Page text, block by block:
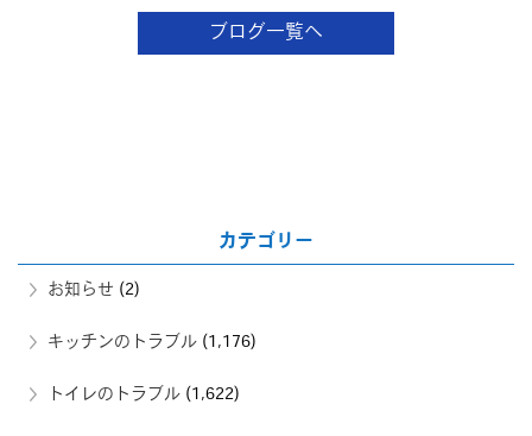
ブログ一覧へ
カテゴリー
お知らせ (2)
キッチンのトラブル (1,176)
トイレのトラブル (1,622)